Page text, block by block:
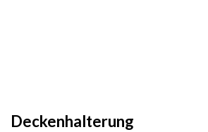
Deckenhalterung